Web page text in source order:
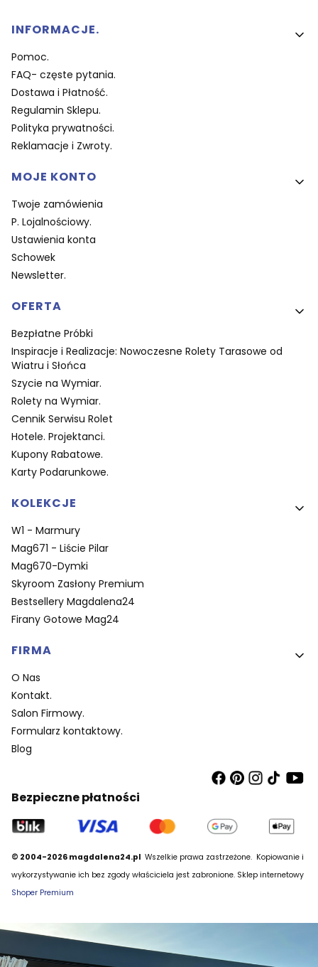
Linki w stopce
INFORMACJE.
Pomoc.
FAQ- częste pytania.
Dostawa i Płatność.
Regulamin Sklepu.
Polityka prywatności.
Reklamacje i Zwroty.
MOJE KONTO
Twoje zamówienia
P. Lojalnościowy.
Ustawienia konta
Schowek
Newsletter.
OFERTA
Bezpłatne Próbki
Inspiracje i Realizacje: Nowoczesne Rolety Tarasowe od
Wiatru i Słońca
Szycie na Wymiar.
Rolety na Wymiar.
Cennik Serwisu Rolet
Hotele. Projektanci.
Kupony Rabatowe.
Karty Podarunkowe.
KOLEKCJE
W1 - Marmury
Mag671 - Liście Pilar
Mag670-Dymki
Skyroom Zasłony Premium
Bestsellery Magdalena24
Firany Gotowe Mag24
FIRMA
O Nas
Kontakt.
Salon Firmowy.
Formularz kontaktowy.
Blog
Bezpieczne płatności
© 2004-2026 magdalena24.pl Wszelkie prawa zastrzeżone. Kopiowanie i
wykorzystywanie ich bez zgody właściciela jest zabronione. Sklep internetowy
Shoper Premium